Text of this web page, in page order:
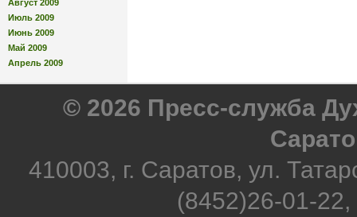
Август 2009
Июль 2009
Июнь 2009
Май 2009
Апрель 2009
© 2026 Пресс-служба
410003, г. Саратов, ул.
(8452)26-01-